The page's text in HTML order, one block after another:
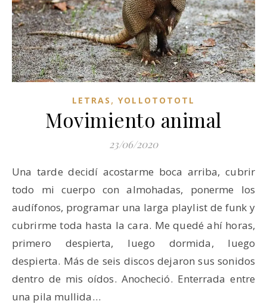
LETRAS ,YOLLOTOTOTL
Movimiento animal
23/06/2020
Una tarde decidí acostarme boca arriba, cubrir
todo mi cuerpo con almohadas, ponerme los
audífonos, programar una larga playlist de funk y
cubrirme toda hasta la cara. Me quedé ahí horas,
primero despierta, luego dormida, luego
despierta. Más de seis discos dejaron sus sonidos
dentro de mis oídos. Anocheció. Enterrada entre
una pila mullida…